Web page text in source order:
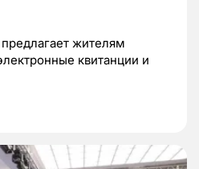
жителям
квитанции и